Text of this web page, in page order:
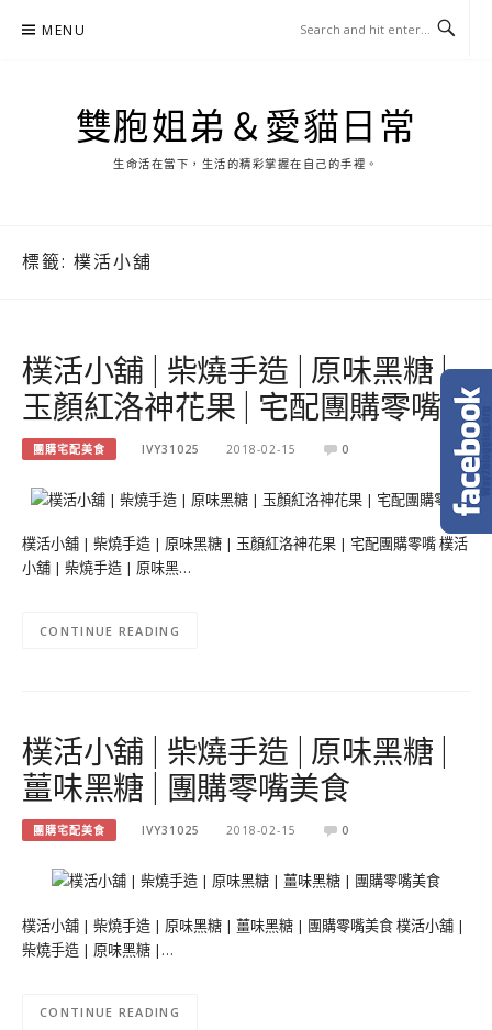
MENU
雙胞姐弟＆愛貓日常
生命活在當下，生活的精彩掌握在自己的手裡。
標籤: 樸活小舖
樸活小舖 | 柴燒手造 | 原味黑糖 |
玉顏紅洛神花果 | 宅配團購零嘴
團購宅配美食 IVY31025 2018-02-15 0
樸活小舖 | 柴燒手造 | 原味黑糖 | 玉顏紅洛神花果 | 宅配團購零嘴 樸活
小舖 | 柴燒手造 | 原味黑…
CONTINUE READING
樸活小舖 | 柴燒手造 | 原味黑糖 |
薑味黑糖 | 團購零嘴美食
團購宅配美食 IVY31025 2018-02-15 0
樸活小舖 | 柴燒手造 | 原味黑糖 | 薑味黑糖 | 團購零嘴美食 樸活小舖 |
柴燒手造 | 原味黑糖 |…
CONTINUE READING